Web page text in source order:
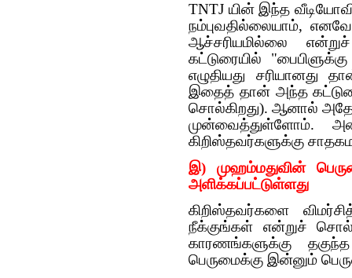
TNTJ யின் இந்த
நம்புவதில்லையாம்,
ஆச்சரியமில்லை என்றுச்
கட்டுரையில்
எழுதியது
இதைத் தான் அந்த
சொல்கிறது). ஆனால்
முன்வைத்துள்ளோம்.
கிறிஸ்தவர்களுக்கு
இ) முஹம்மதுவின்
அளிக்கப்பட்டுள்ளது
கிறிஸ்தவர்களை
நீக்குங்கள் என்றுச்
காரணங்களுக்கு
பெருமைக்கு இன்னும்